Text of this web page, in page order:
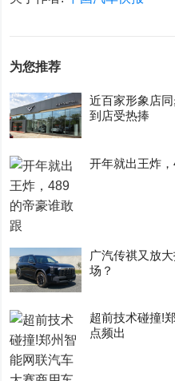
为您推荐
近百家形象店
到店受热捧
开年就出王炸
广汽传祺又放
场？
超前技术碰撞!
点频出